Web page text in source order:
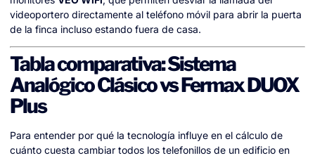
videoportero directamente al teléfono móvil para abrir la puerta
de la finca incluso estando fuera de casa.
Tabla comparativa: Sistema
Analógico Clásico vs Fermax DUOX
Plus
Para entender por qué la tecnología influye en el cálculo de
cuánto cuesta cambiar todos los telefonillos de un edificio en